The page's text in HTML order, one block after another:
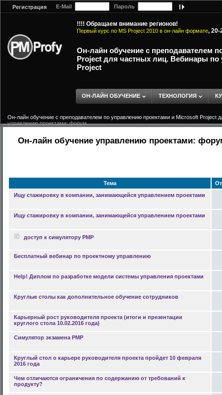
Регистрация E-Mail Пароль
!!!! Обращаем внимание регионов!
Первый курс по MS Project 2010 в он-лайн формате, 20-
Он-лайн обучение с преподавателем
Project для частных лиц. Вебинары
Project
ОН-ЛАЙН ОБУЧЕНИЕ ТЕХНОЛОГИЯ
Он-лайн обучение с преподавателем по управлению проектами и Microsoft
управлению проектами: форум
Он-лайн обучение управлению проектами:
Тема
Ищу стажировку в компании, занимающейся управлением проектами
Ищу стажировку в компании, занимающейся управлением проектами
доступ к симулятору PMP
Бесплатный вебинар по проектному управлению
Help! Диплом по разработке модели системы управления проектами
Круглые столы как дополнительное обучение сотрудников
Карьерный рост руководителя проекта (итоги и презентации
круглого стола 10.02.2016 года)
Симулятор экзамена PMP
Круглый стол о карьере руководителя проекта пройдет 10 февраля
2016 года
Чем отличаются ограничения по содержанию от требований к
продукту?